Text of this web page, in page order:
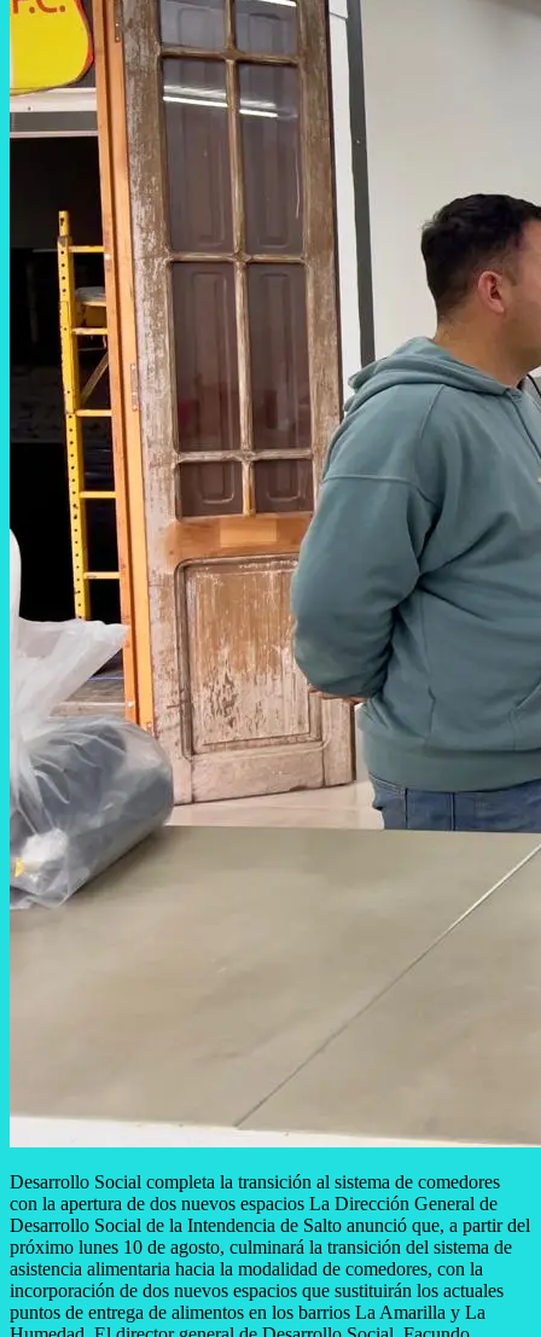
Desarrollo Social completa la transición al sistema de comedores
con la apertura de dos nuevos espacios La Dirección General de
Desarrollo Social de la Intendencia de Salto anunció que, a partir del
próximo lunes 10 de agosto, culminará la transición del sistema de
asistencia alimentaria hacia la modalidad de comedores, con la
incorporación de dos nuevos espacios que sustituirán los actuales
puntos de entrega de alimentos en los barrios La Amarilla y La